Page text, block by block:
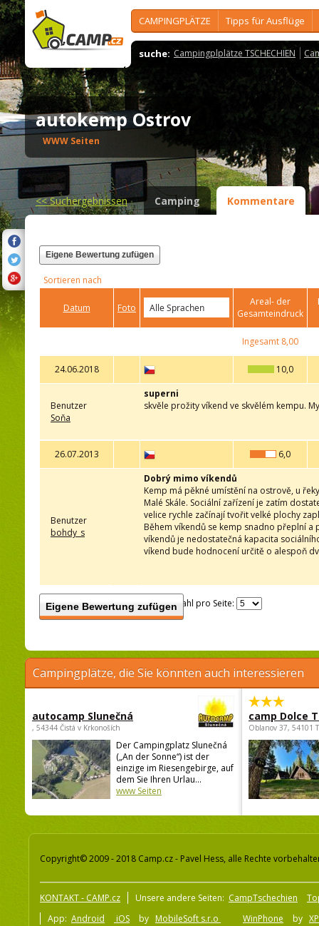
CAMPINGPLÄTZE Tipps für Ausflüge
suche: Campingplplätze TSCHECHIEN
autokemp Ostrov
WWW Seiten
<<Suchergebnissen Camping Kommentare
Eigene Bewertung zufügen
Sortieren nach
Datum Foto
Areal- der
Gesamteindruck
Ingesamt 8,00
24.06.2018 10,0
Benutzer
Soňa
superni
skvěle prožity víkend ve skvělém kempu.
26.07.2013 6,0
Benutzer
bohdy_s
Dobrý mimo víkendů
Kemp má pěkné umístění na ostrově, u
Malé Skále. Sociální zařízení je zatím
velice rychle začínají tvořit velké plochy
Během víkendů se kemp snadno přeplní a
víkendů je nedostatečná kapacita
víkend bude hodnocení určitě o alespoň
Eigene Bewertung zufügenAnzahl pro Seite:
Campingplätze, die Sie könnten auch interessieren
autocamp Slunečná
, 54344 Čistá v Krkonoších
Der Campingplatz Slunečná
(„An der Sonne“) ist der
einzige im Riesengebirge, auf
dem Sie Ihren Urlau...
www Seiten
camp Dolce
Oblanov 37, 54101
Copyright© 2009 - 2018 Camp.cz - Pavel Hess, alle Rechte
KONTAKT - CAMP.cz Unsere andere Seiten: CampTschechien
App: Android iOS by MobileSoft s.r.o WinPhone by